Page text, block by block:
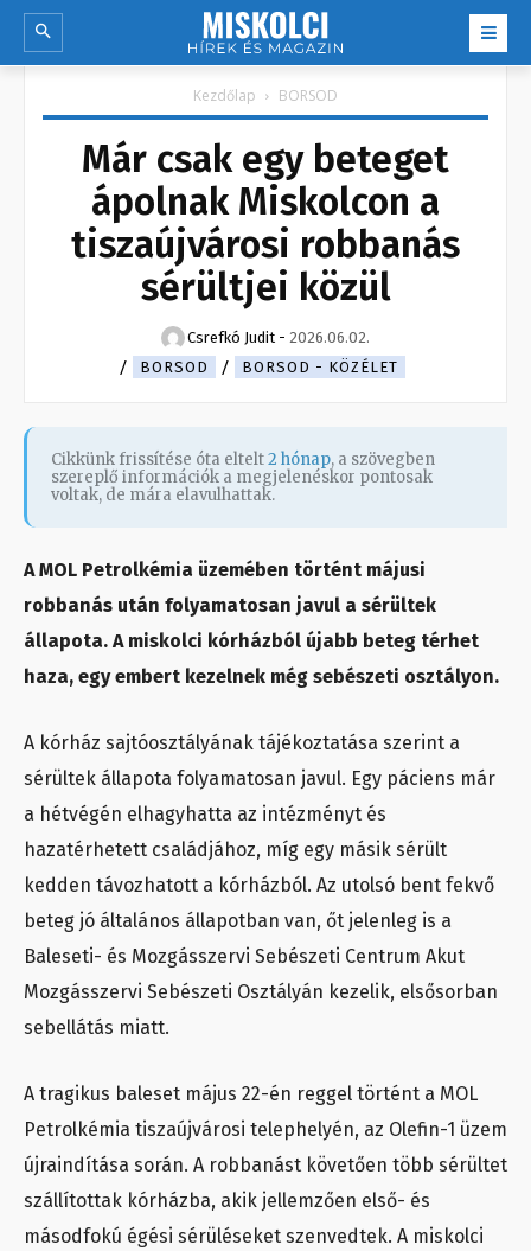
Kezdőlap BORSOD
Már csak egy beteget
ápolnak Miskolcon a
tiszaújvárosi robbanás
sérültjei közül
Csrefkó Judit - 2026.06.02.
BORSOD
BORSOD - KÖZÉLET
Cikkünk frissítése óta eltelt2 hónap, a szövegben
szereplő információk a megjelenéskor pontosak
voltak, de mára elavulhattak.
A MOL Petrolkémia üzemében történt májusi
robbanás után folyamatosan javul a sérültek
állapota. A miskolci kórházból újabb beteg térhet
haza, egy embert kezelnek még sebészeti osztályon.
A kórház sajtóosztályának tájékoztatása szerint a
sérültek állapota folyamatosan javul. Egy páciens már
a hétvégén elhagyhatta az intézményt és
hazatérhetett családjához, míg egy másik sérült
kedden távozhatott a kórházból. Az utolsó bent fekvő
beteg jó általános állapotban van, őt jelenleg is a
Baleseti- és Mozgásszervi Sebészeti Centrum Akut
Mozgásszervi Sebészeti Osztályán kezelik, elsősorban
sebellátás miatt.
A tragikus baleset május 22-én reggel történt a MOL
Petrolkémia tiszaújvárosi telephelyén, az Olefin-1 üzem
újraindítása során. A robbanást követően több sérültet
szállítottak kórházba, akik jellemzően első- és
másodfokú égési sérüléseket szenvedtek. A miskolci